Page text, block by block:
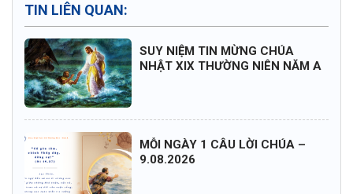
TIN LIÊN QUAN:
SUY NIỆM TIN MỪNG CHÚA
NHẬT XIX THƯỜNG NIÊN NĂM A
MỖI NGÀY 1 CÂU LỜI CHÚA –
9.08.2026